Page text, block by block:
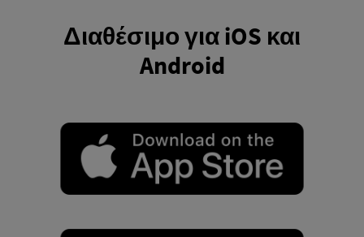
Διαθέσιμο για iOS και
Android